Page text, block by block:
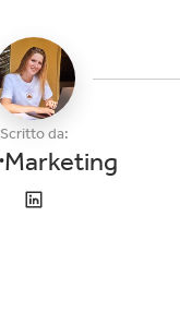
Scritto da:
Marketing